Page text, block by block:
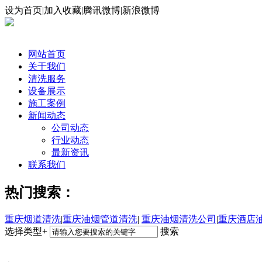
设为首页|加入收藏|腾讯微博|新浪微博
网站首页
关于我们
清洗服务
设备展示
施工案例
新闻动态
公司动态
行业动态
最新资讯
联系我们
热门搜索：
重庆烟道清洗|重庆油烟管道清洗| 重庆油烟清洗公司 |重庆酒店
选择类型+
搜索